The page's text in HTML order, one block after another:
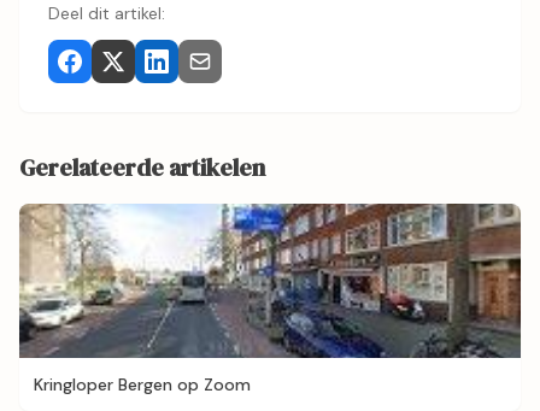
Deel dit artikel:
Gerelateerde artikelen
Kringloper Bergen op Zoom